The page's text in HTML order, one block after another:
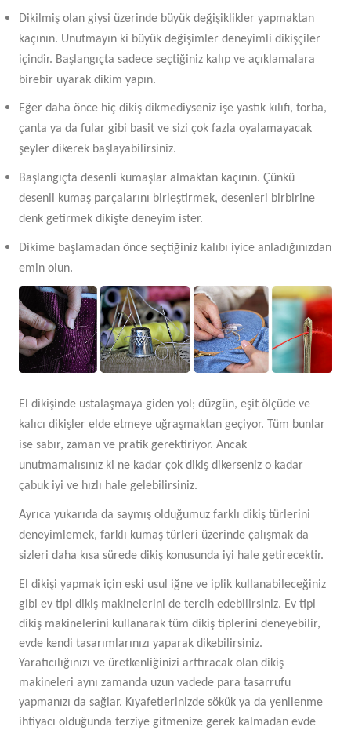
Dikilmiş olan giysi üzerinde büyük değişiklikler yapmaktan
kaçının. Unutmayın ki büyük değişimler deneyimli dikişçiler
içindir. Başlangıçta sadece seçtiğiniz kalıp ve açıklamalara
birebir uyarak dikim yapın.
Eğer daha önce hiç dikiş dikmediyseniz işe yastık kılıfı, torba,
çanta ya da fular gibi basit ve sizi çok fazla oyalamayacak
şeyler dikerek başlayabilirsiniz.
Başlangıçta desenli kumaşlar almaktan kaçının. Çünkü
desenli kumaş parçalarını birleştirmek, desenleri birbirine
denk getirmek dikişte deneyim ister.
Dikime başlamadan önce seçtiğiniz kalıbı iyice anladığınızdan
emin olun.
El dikişinde ustalaşmaya giden yol; düzgün, eşit ölçüde ve
kalıcı dikişler elde etmeye uğraşmaktan geçiyor. Tüm bunlar
ise sabır, zaman ve pratik gerektiriyor. Ancak
unutmamalısınız ki ne kadar çok dikiş dikerseniz o kadar
çabuk iyi ve hızlı hale gelebilirsiniz.
Ayrıca yukarıda da saymış olduğumuz farklı dikiş türlerini
deneyimlemek, farklı kumaş türleri üzerinde çalışmak da
sizleri daha kısa sürede dikiş konusunda iyi hale getirecektir.
El dikişi yapmak için eski usul iğne ve iplik kullanabileceğiniz
gibi ev tipi dikiş makinelerini de tercih edebilirsiniz. Ev tipi
dikiş makinelerini kullanarak tüm dikiş tiplerini deneyebilir,
evde kendi tasarımlarınızı yaparak dikebilirsiniz.
Yaratıcılığınızı ve üretkenliğinizi arttıracak olan dikiş
makineleri aynı zamanda uzun vadede para tasarrufu
yapmanızı da sağlar. Kıyafetlerinizde sökük ya da yenilenme
ihtiyacı olduğunda terziye gitmenize gerek kalmadan evde